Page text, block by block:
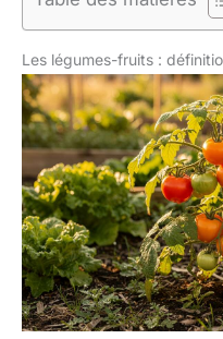
Les légumes-fruits :